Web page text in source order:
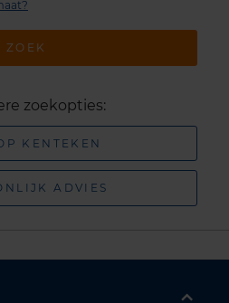
ZOEK
zoekopties:
KENTEKEN
ADVIES